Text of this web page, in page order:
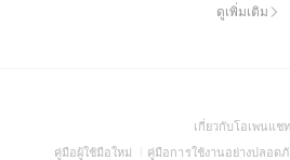
ดูเพิ่มเติม
เกี่ยวกับโอเพนแชท
คู่มือผู้ใช้มือใหม่ (Open
คู่มือการใช้งานอย่างปลอด